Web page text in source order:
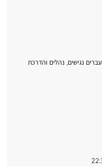
נגישים, נהלים והדרכת